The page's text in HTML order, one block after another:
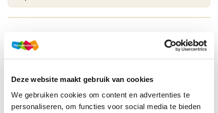
Deze website maakt gebruik van cookies
We gebruiken cookies om content en advertenties te
personaliseren, om functies voor social media te bieden
Druk
Soort uitgave
Online + boek
Examenfonds